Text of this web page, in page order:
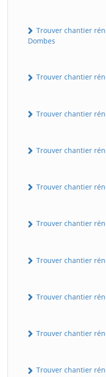
Trouver chantier
Dombes
Trouver chantier
Trouver chantier
Trouver chantier
Trouver chantier
Trouver chantier
Trouver chantier
Trouver chantier
Trouver chantier
Trouver chantier